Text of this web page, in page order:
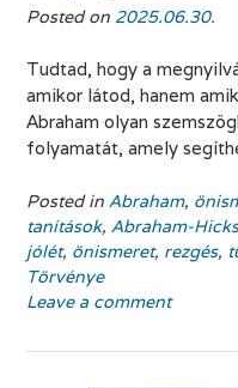
Posted on 2025.06.30.
Tudtad, hogy a
amikor látod, hanem
Abraham olyan
folyamatát, amely
Posted in Abraham,
tanítások, Abraham-Hicks
jólét, önismeret, rezgés,
Törvénye
Leave a comment